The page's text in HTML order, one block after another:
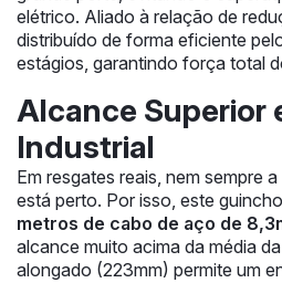
elétrico. Aliado à relação de
distribuído de forma eficiente
estágios, garantindo força total
Alcance Superior
Industrial
Em resgates reais, nem sempre
está perto. Por isso, este
metros de cabo de aço de
alcance muito acima da média
alongado (223mm) permite um